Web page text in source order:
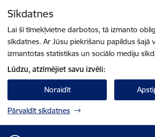
Sīkdatnes
Lai šī tīmekļvietne darbotos, tā izmanto
sīkdatnes. Ar Jūsu piekrišanu papildus šajā
izmantotas statistikas un sociālo mediju
Lūdzu, atzīmējiet savu izvēli:
Noraidīt
Pārvaldīt sīkdatnes